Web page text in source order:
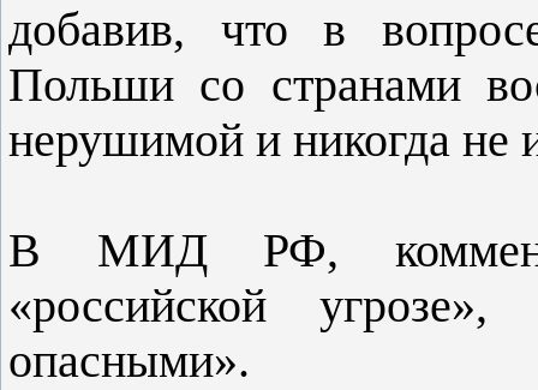
добавив, что в
Польши со странами
нерушимой и никогда не
В МИД РФ,
«российской
опасными».